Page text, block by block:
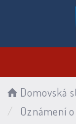
Domovská
Oznámení o zveřejnění